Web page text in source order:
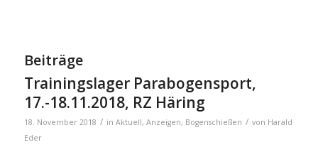
Beiträge
Trainingslager Parabogensport,
17.-18.11.2018, RZ Häring
18. November 2018 / in Aktuell, Anzeigen, Bogenschießen / von Harald
Eder